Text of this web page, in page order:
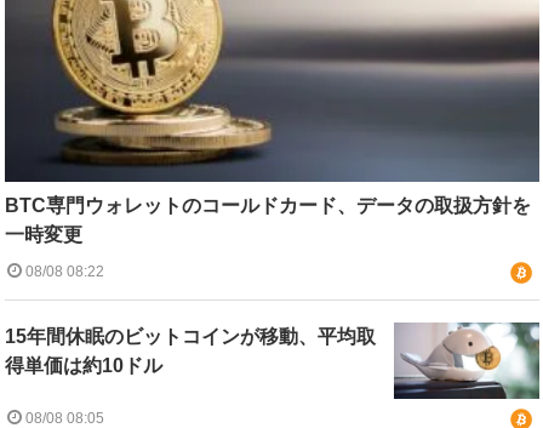
BTC専門ウォレットのコールドカード、データの取扱方針を
一時変更
08/08 08:22
15年間休眠のビットコインが移動、平均取
得単価は約10ドル
08/08 08:05